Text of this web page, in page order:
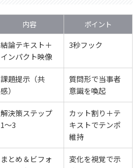
内容
ポイント
結論テキスト＋
インパクト映像
3秒フック
課題提示（共
感）
質問形で当事者
意識を喚起
解決策ステップ
1〜3
カット割り＋テ
キストでテンポ
維持
まとめ＆ビフォ
変化を視覚で示